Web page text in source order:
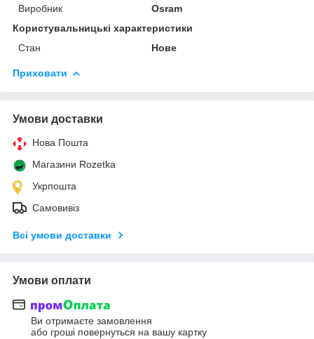
Виробник
Osram
Користувальницькі характеристики
Стан
Нове
Приховати
Умови доставки
Нова Пошта
Магазини Rozetka
Укрпошта
Самовивіз
Всі умови доставки
Умови оплати
Ви отримаєте замовлення
або гроші повернуться на вашу картку